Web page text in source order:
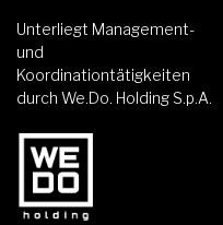
Unterliegt Management-
und
Koordinationtätigkeiten
durch We.Do. Holding S.p.A.